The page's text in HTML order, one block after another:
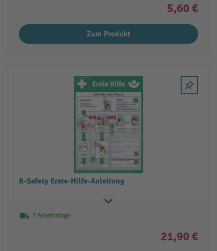
5,60 €
Zum Produkt
B-Safety Erste-Hilfe-Anleitung
7 Arbeitstage
21,90 €